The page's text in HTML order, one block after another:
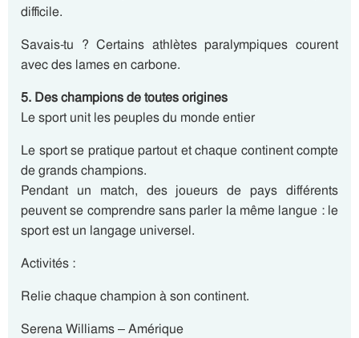
difficile.
Savais-tu ? Certains athlètes paralympiques courent
avec des lames en carbone.
5. Des champions de toutes origines
Le sport unit les peuples du monde entier
Le sport se pratique partout et chaque continent compte
de grands champions.
Pendant un match, des joueurs de pays différents
peuvent se comprendre sans parler la même langue : le
sport est un langage universel.
Activités :
Relie chaque champion à son continent.
Serena Williams – Amérique